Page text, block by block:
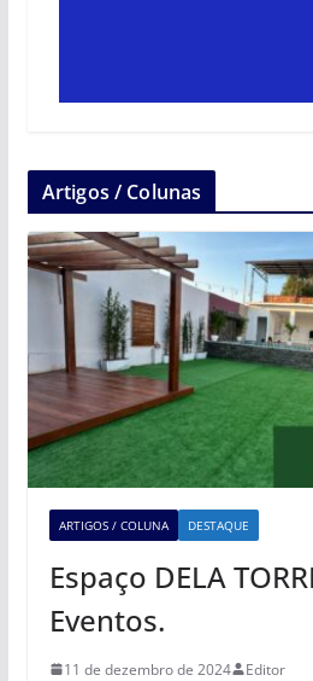
Artigos / Colunas
ARTIGOS / COLUNA DESTAQUE
Espaço DELA
Eventos.
11 de dezembro de 2024 Editor